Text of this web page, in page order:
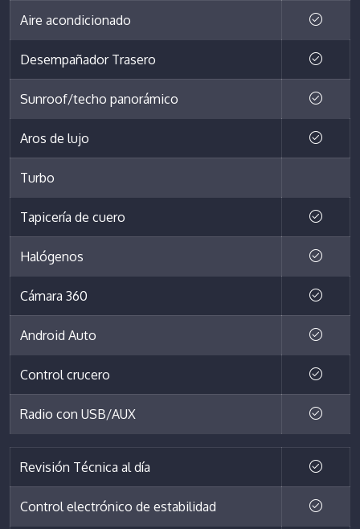
Aire acondicionado
Desempañador Trasero
Sunroof/techo panorámico
Aros de lujo
Turbo
Tapicería de cuero
Halógenos
Cámara 360
Android Auto
Control crucero
Radio con USB/AUX
Revisión Técnica al día
Control electrónico de estabilidad